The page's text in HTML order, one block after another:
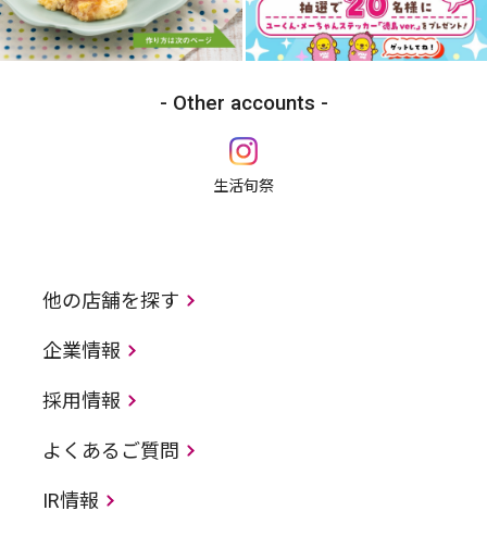
Other accounts
生活旬祭
他の店舗を探す
企業情報
採用情報
よくあるご質問
IR情報